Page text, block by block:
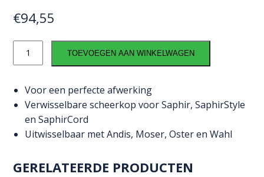
€94,55
scheerkop
2,3mm
TOEVOEGEN AAN WINKELWAGEN
Voor een perfecte afwerking
Verwisselbare scheerkop voor Saphir, SaphirStyle
en SaphirCord
Uitwisselbaar met Andis, Moser, Oster en Wahl
GERELATEERDE PRODUCTEN